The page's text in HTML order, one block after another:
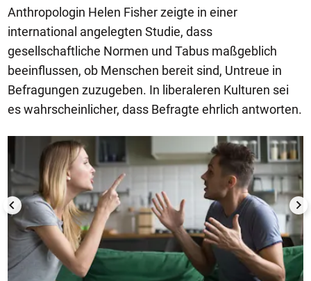
Anthropologin Helen Fisher zeigte in einer
international angelegten Studie, dass
gesellschaftliche Normen und Tabus maßgeblich
beeinflussen, ob Menschen bereit sind, Untreue in
Befragungen zuzugeben. In liberaleren Kulturen sei
es wahrscheinlicher, dass Befragte ehrlich antworten.
1/6